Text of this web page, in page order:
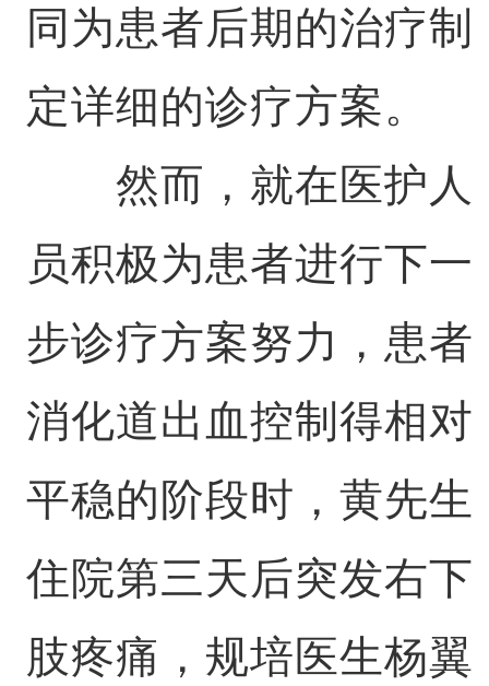
同为患者后期的治疗制
定详细的诊疗方案。
然而，就在医护人
员积极为患者进行下一
步诊疗方案努力，患者
消化道出血控制得相对
平稳的阶段时，黄先生
住院第三天后突发右下
肢疼痛，规培医生杨翼